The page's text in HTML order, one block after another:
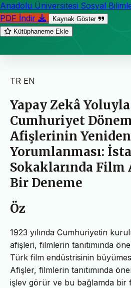
Anadolu Üniversitesi Sosyal
PDF İndir
Kaynak Göster
Kütüphaneme Ekle
TR EN
Yapay Zekâ
Cumhuriyet
Afişlerinin Yeniden
Yorumlanması:
Sokaklarında Film
Bir Deneme
Öz
1923 yılında Cumhuriyetin
afişleri, filmlerin tanıtımında
Türk film endüstrisinin
Afişler, filmlerin tanıtımında
işlev görür ve bu bağlamda bir